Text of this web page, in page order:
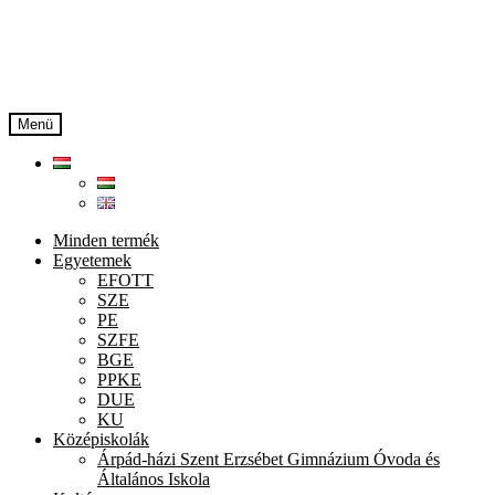
Menü
Minden termék
Egyetemek
EFOTT
SZE
PE
SZFE
BGE
PPKE
DUE
KU
Középiskolák
Árpád-házi Szent Erzsébet Gimnázium Óvoda és
Általános Iskola